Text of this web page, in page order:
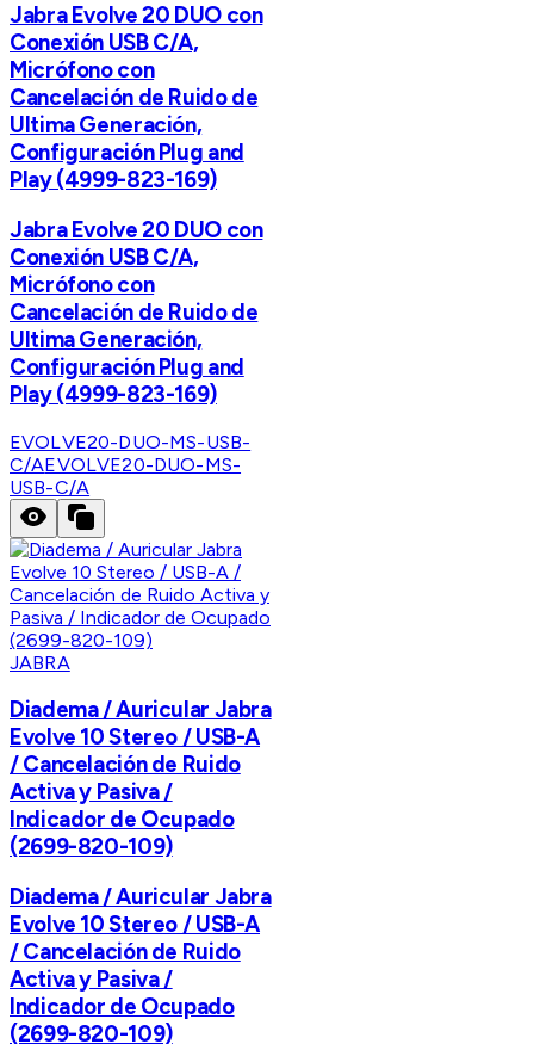
Jabra Evolve 20 DUO con
Conexión USB C/A,
Micrófono con
Cancelación de Ruido de
Ultima Generación,
Configuración Plug and
Play (4999-823-169)
Jabra Evolve 20 DUO con
Conexión USB C/A,
Micrófono con
Cancelación de Ruido de
Ultima Generación,
Configuración Plug and
Play (4999-823-169)
EVOLVE20-DUO-MS-USB-
C/AEVOLVE20-DUO-MS-
USB-C/A
JABRA
Diadema / Auricular Jabra
Evolve 10 Stereo / USB-A
/ Cancelación de Ruido
Activa y Pasiva /
Indicador de Ocupado
(2699-820-109)
Diadema / Auricular Jabra
Evolve 10 Stereo / USB-A
/ Cancelación de Ruido
Activa y Pasiva /
Indicador de Ocupado
(2699-820-109)